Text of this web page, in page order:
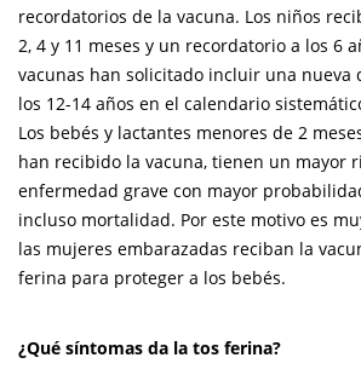
recordatorios de la vacuna. Los niños
2, 4 y 11 meses y un recordatorio a los 6
vacunas han solicitado incluir una nueva
los 12-14 años en el calendario
Los bebés y lactantes menores de 2
han recibido la vacuna, tienen un mayor
enfermedad grave con mayor
incluso mortalidad. Por este motivo es
las mujeres embarazadas reciban la
ferina para proteger a los bebés.
¿Qué síntomas da la tos ferina?